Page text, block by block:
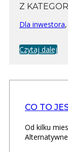
Z
Dla inwestora,
Czytaj dalej
CO TO
Od kilku